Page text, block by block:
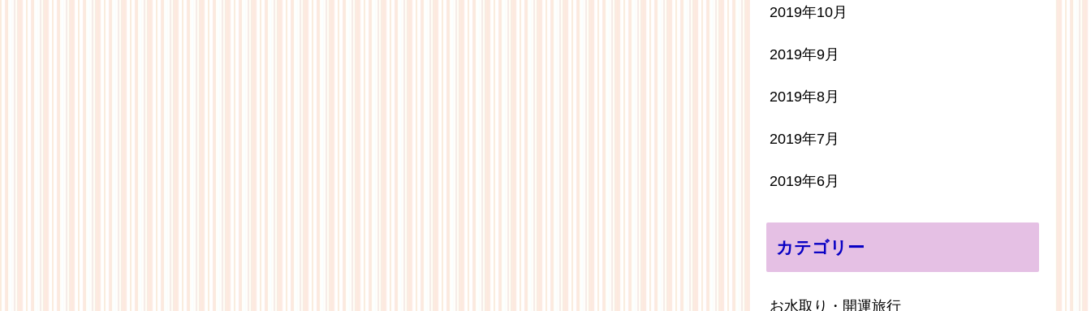
2019年10月
2019年9月
2019年8月
2019年7月
2019年6月
カテゴリー
お水取り・開運旅行